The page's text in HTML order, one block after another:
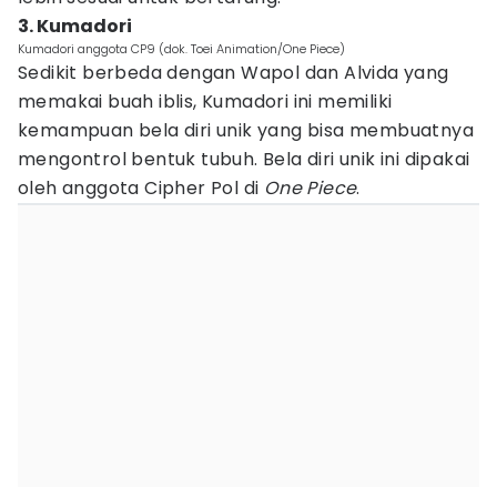
3. Kumadori
Kumadori anggota CP9 (dok. Toei Animation/One Piece)
Sedikit berbeda dengan Wapol dan Alvida yang
memakai buah iblis, Kumadori ini memiliki
kemampuan bela diri unik yang bisa membuatnya
mengontrol bentuk tubuh. Bela diri unik ini dipakai
oleh anggota Cipher Pol di One Piece.